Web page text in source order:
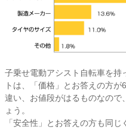
子乗せ電動アシスト自転車を持
トは、「価格」とお答えの方
違い、お値段がはるものなので
ょう。
「安全性」とお答えの方も同